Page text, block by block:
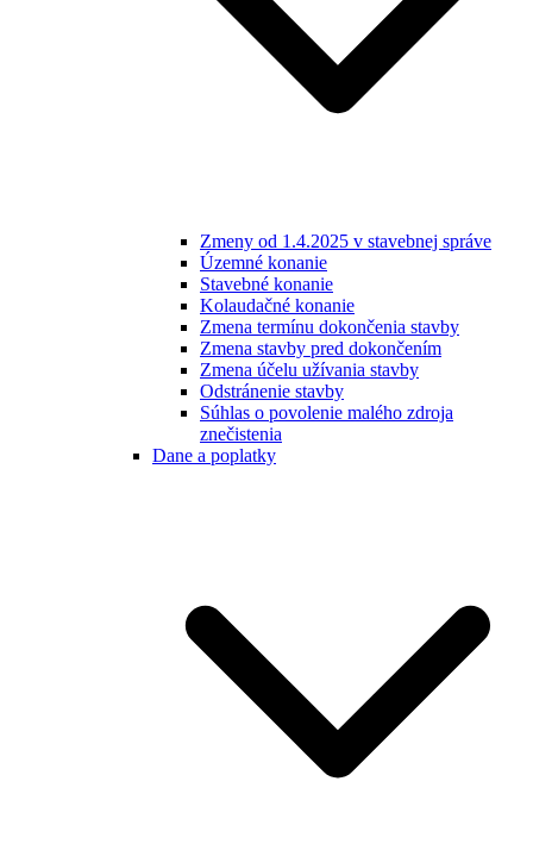
Zmeny od 1.4.2025 v stavebnej správe
Územné konanie
Stavebné konanie
Kolaudačné konanie
Zmena termínu dokončenia stavby
Zmena stavby pred dokončením
Zmena účelu užívania stavby
Odstránenie stavby
Súhlas o povolenie malého zdroja
znečistenia
Dane a poplatky